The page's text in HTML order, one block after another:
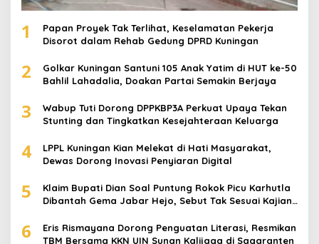
1
Papan Proyek Tak Terlihat, Keselamatan Pekerja
Disorot dalam Rehab Gedung DPRD Kuningan
2
Golkar Kuningan Santuni 105 Anak Yatim di HUT ke-50
Bahlil Lahadalia, Doakan Partai Semakin Berjaya
3
Wabup Tuti Dorong DPPKBP3A Perkuat Upaya Tekan
Stunting dan Tingkatkan Kesejahteraan Keluarga
4
LPPL Kuningan Kian Melekat di Hati Masyarakat,
Dewas Dorong Inovasi Penyiaran Digital
5
Klaim Bupati Dian Soal Puntung Rokok Picu Karhutla
Dibantah Gema Jabar Hejo, Sebut Tak Sesuai Kajian
6
Eris Rismayana Dorong Penguatan Literasi, Resmikan
TBM Bersama KKN UIN Sunan Kalijaga di Sagaranten